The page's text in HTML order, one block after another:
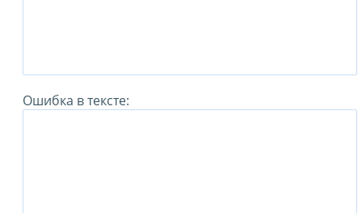
Ошибка в тексте: